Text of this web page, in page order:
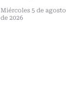
Miércoles 5 de agosto
de 2026